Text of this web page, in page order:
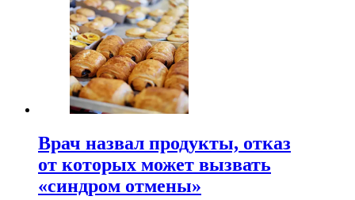
Врач назвал продукты, отказ
от которых может вызвать
«синдром отмены»